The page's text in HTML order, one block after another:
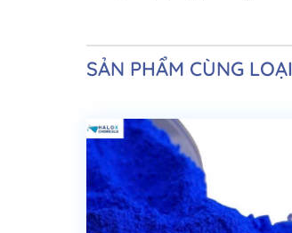
SẢN PHẨM CÙNG LOẠI